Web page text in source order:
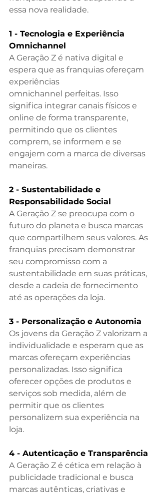
essa nova realidade.
1 - Tecnologia e Experiência
Omnichannel
A Geração Z é nativa digital e
espera que as franquias ofereçam
experiências
omnichannel perfeitas. Isso
significa integrar canais físicos e
online de forma transparente,
permitindo que os clientes
comprem, se informem e se
engajem com a marca de diversas
maneiras.
2 - Sustentabilidade e
Responsabilidade Social
A Geração Z se preocupa com o
futuro do planeta e busca marcas
que compartilhem seus valores. As
franquias precisam demonstrar
seu compromisso com a
sustentabilidade em suas práticas,
desde a cadeia de fornecimento
até as operações da loja.
3 - Personalização e Autonomia
Os jovens da Geração Z valorizam a
individualidade e esperam que as
marcas ofereçam experiências
personalizadas. Isso significa
oferecer opções de produtos e
serviços sob medida, além de
permitir que os clientes
personalizem sua experiência na
loja.
4 - Autenticação e Transparência
A Geração Z é cética em relação à
publicidade tradicional e busca
marcas autênticas, criativas e